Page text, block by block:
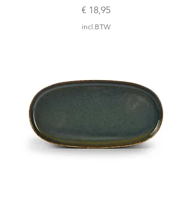
Prijs
€ 18,95
incl.BTW